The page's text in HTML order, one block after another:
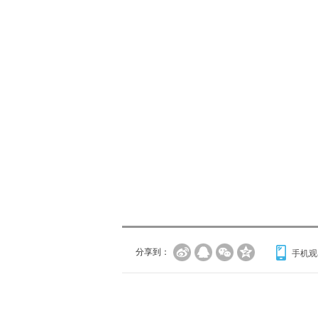
分享到： 手机